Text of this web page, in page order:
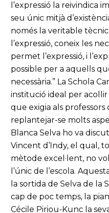
l’expressió la reivindica
seu únic mitjà
només la veritable
l’expressió, coneix les
permet l’expressió, i
possible per a aquells
necessària.” La Schola
institució ideal per
que exigia als professors
replantejar-se molts
Blanca Selva ho va
Vincent d’Indy, el qual,
mètode excel·lent, no
l’únic de l’escola.
la sortida de Selva de la
cap de poc temps, la
Cécile Piriou-Kunc la